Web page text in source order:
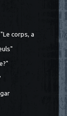
corps, a